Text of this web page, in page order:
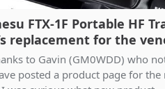
FTX-1F Portable HF
replacement for the
FT-817
to Gavin (GM0WDD) who
posted a product page for the